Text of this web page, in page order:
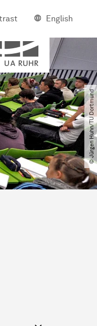
English
© Jürgen Huhn​/​TU Dortmund